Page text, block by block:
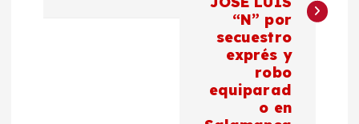
“N” por
secuestro
exprés y
robo
equiparad
o en